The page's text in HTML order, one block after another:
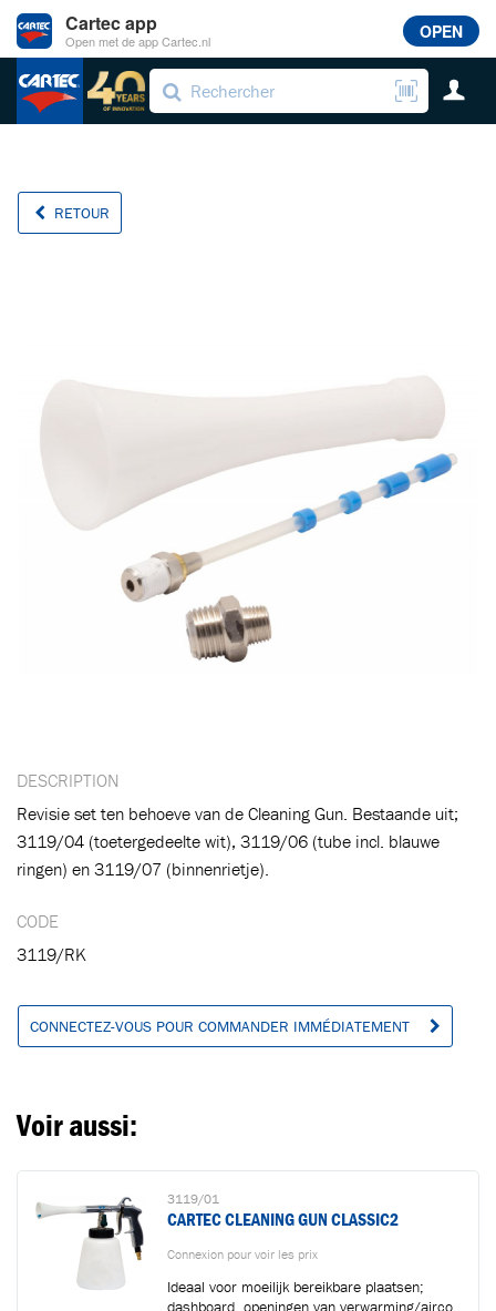
RETOUR
DESCRIPTION
Revisie set ten behoeve van de Cleaning Gun. Bestaande uit;
3119/04 (toetergedeelte wit), 3119/06 (tube incl. blauwe
ringen) en 3119/07 (binnenrietje).
CODE
3119/RK
CONNECTEZ-VOUS POUR COMMANDER IMMÉDIATEMENT
Voir aussi:
3119/01
CARTEC CLEANING GUN CLASSIC2
Connexion pour voir les prix
Ideaal voor moeilijk bereikbare plaatsen;
dashboard, openingen van verwarming/airco,
Cartec app
Open met de app Cartec.nl OPEN